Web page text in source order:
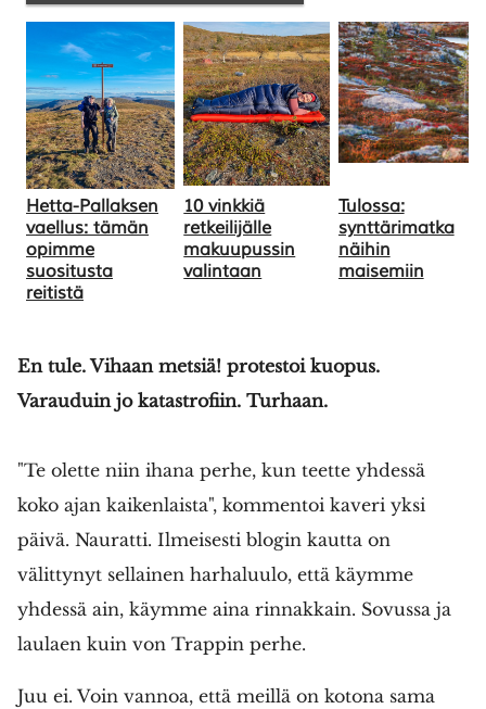
SULJE HAKU ✕
Hetta-Pallaksen
vaellus: tämän
opimme
suositusta
reitistä
10 vinkkiä
retkeilijälle
makuupussin
valintaan
Tulossa:
synttärimatka
näihin
maisemiin
En tule. Vihaan metsiä! protestoi kuopus.
Varauduin jo katastrofiin. Turhaan.
"Te olette niin ihana perhe, kun teette yhdessä
koko ajan kaikenlaista", kommentoi kaveri yksi
päivä. Nauratti. Ilmeisesti blogin kautta on
välittynyt sellainen harhaluulo, että käymme
yhdessä ain, käymme aina rinnakkain. Sovussa ja
laulaen kuin von Trappin perhe.
Juu ei. Voin vannoa, että meillä on kotona sama